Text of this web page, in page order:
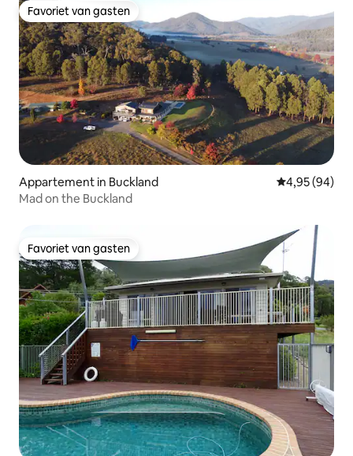
Favoriet van gasten
Favoriet van gasten
Appartement in Buckland Gemiddelde
4,95 (94)
Mad on the Buckland
Favoriet van gasten
Favoriet van gasten